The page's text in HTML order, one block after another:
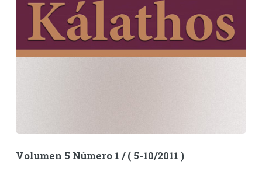
Volumen 5 Número 1 / ( 5-10/2011 )